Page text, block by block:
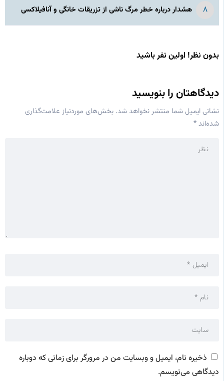
هشدار درباره خطر مرگ ناشی از تزریقات خانگی و آنافیلاکسی
بدون نظر! اولین نفر باشید
دیدگاهتان را بنویسید
نشانی ایمیل شما منتشر نخواهد شد. بخش‌های موردنیاز علامت‌گذاری
شده‌اند*
ذخیره نام، ایمیل و وبسایت من در مرورگر برای زمانی که دوباره
دیدگاهی می‌نویسم.